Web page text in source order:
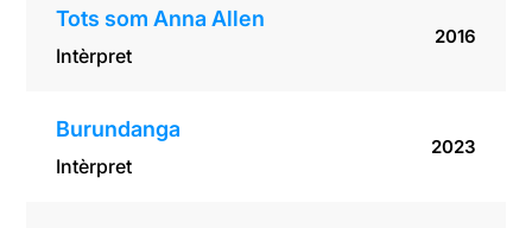
Tots som Anna Allen
Intèrpret
2016
Burundanga
Intèrpret
2023